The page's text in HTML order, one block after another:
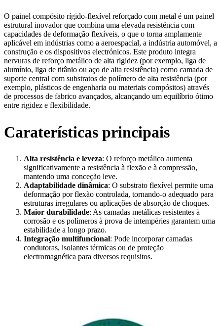
O painel compósito rígido-flexível reforçado com metal é um painel
estrutural inovador que combina uma elevada resistência com
capacidades de deformação flexíveis, o que o torna amplamente
aplicável em indústrias como a aeroespacial, a indústria automóvel, a
construção e os dispositivos electrónicos. Este produto integra
nervuras de reforço metálico de alta rigidez (por exemplo, liga de
alumínio, liga de titânio ou aço de alta resistência) como camada de
suporte central com substratos de polímero de alta resistência (por
exemplo, plásticos de engenharia ou materiais compósitos) através
de processos de fabrico avançados, alcançando um equilíbrio ótimo
entre rigidez e flexibilidade.
Caraterísticas principais
Alta resistência e leveza: O reforço metálico aumenta
significativamente a resistência à flexão e à compressão,
mantendo uma conceção leve.
Adaptabilidade dinâmica: O substrato flexível permite uma
deformação por flexão controlada, tornando-o adequado para
estruturas irregulares ou aplicações de absorção de choques.
Maior durabilidade: As camadas metálicas resistentes à
corrosão e os polímeros à prova de intempéries garantem uma
estabilidade a longo prazo.
Integração multifuncional: Pode incorporar camadas
condutoras, isolantes térmicas ou de proteção
electromagnética para diversos requisitos.